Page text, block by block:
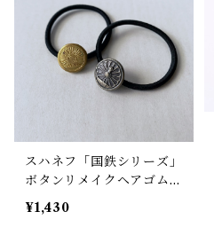
スハネフ「国鉄シリーズ」
ボタンリメイクヘアゴム
（大）
¥1,430